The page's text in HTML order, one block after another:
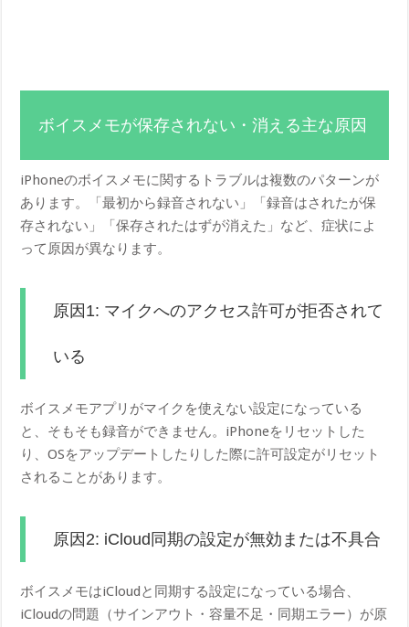
ボイスメモが保存されない・消える主な原因
iPhoneのボイスメモに関するトラブルは複数のパターンが
あります。「最初から録音されない」「録音はされたが保
存されない」「保存されたはずが消えた」など、症状によ
って原因が異なります。
原因1: マイクへのアクセス許可が拒否されて
いる
ボイスメモアプリがマイクを使えない設定になっている
と、そもそも録音ができません。iPhoneをリセットした
り、OSをアップデートしたりした際に許可設定がリセット
されることがあります。
原因2: iCloud同期の設定が無効または不具合
ボイスメモはiCloudと同期する設定になっている場合、
iCloudの問題（サインアウト・容量不足・同期エラー）が原